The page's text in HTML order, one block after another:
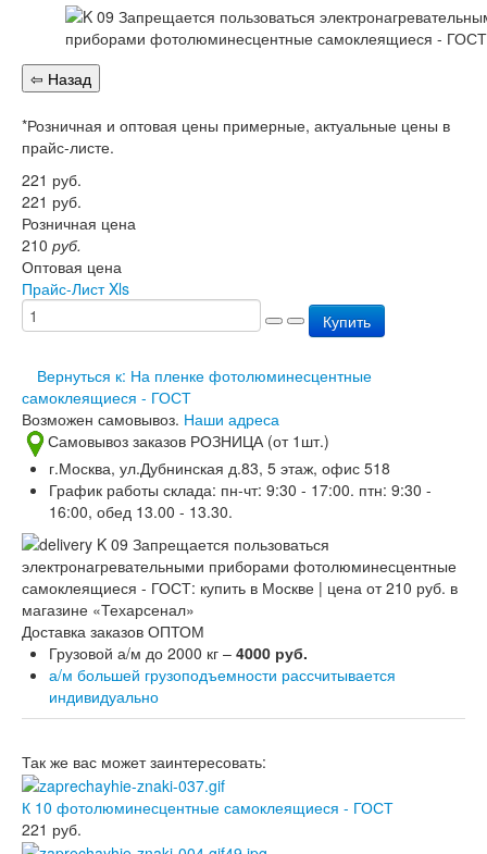
Публичная оферта
Сертификаты
Контакты
*Розничная и оптовая цены примерные, актуальные цены в
прайс-листе.
221 руб.
221 руб.
Розничная цена
210 руб.
Оптовая цена
Прайс-Лист Xls
Купить
Вернуться к: На пленке фотолюминесцентные
самоклеящиеся - ГОСТ
Возможен самовывоз. Наши адреса
Самовывоз заказов РОЗНИЦА (от 1шт.)
г.Москва, ул.Дубнинская д.83, 5 этаж, офис 518
График работы склада: пн-чт: 9:30 - 17:00. птн: 9:30 -
16:00, обед 13.00 - 13.30.
Доставка заказов ОПТОМ
Грузовой а/м до 2000 кг – 4000 руб.
а/м большей грузоподъемности рассчитывается
индивидуально
Так же вас может заинтересовать:
К 10 фотолюминесцентные самоклеящиеся - ГОСТ
221 руб.